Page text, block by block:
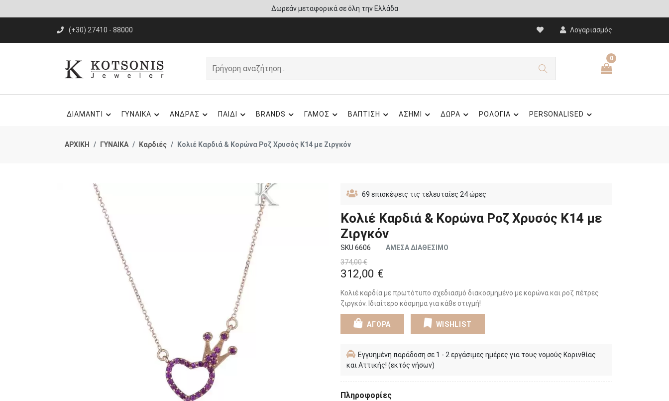
Δωρεάν μεταφορικά σε όλη την Ελλάδα
(+30) 27410 - 88000 Λογαριασμός
0
ΔΙΑΜΑΝΤΙ ΓΥΝΑΙΚΑ ΑΝΔΡΑΣ ΠΑΙΔΙ BRANDS ΓΑΜΟΣ ΒΑΠΤΙΣΗ ΑΣΗΜΙ ΔΩΡΑ ΡΟΛΟΓΙΑ PERSONALISED
ΑΡΧΙΚΗ ΓΥΝΑΙΚΑ Καρδιές Κολιέ Καρδιά & Κορώνα Ροζ Χρυσός Κ14 με Ζιργκόν
69 επισκέψεις τις τελευταίες 24 ώρες
Κολιέ Καρδιά & Κορώνα Ροζ Χρυσός Κ14 με
Ζιργκόν
SKU 6606
ΑΜΕΣΑ ΔΙΑΘΕΣΙΜΟ
374,00 €
312,00 €
Κολιέ καρδία με πρωτότυπο σχεδιασμό διακοσμημένο με κορώνα και ροζ πέτρες
ζιργκόν. Ιδιαίτερο κόσμημα για κάθε στιγμή!
ΑΓΟΡΑ WISHLIST
Εγγυημένη παράδοση σε 1 - 2 εργάσιμες ημέρες για τους νομούς Κορινθίας
και Αττικής! (εκτός νήσων)
Πληροφορίες